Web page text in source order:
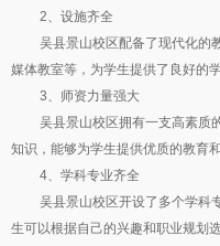
2、设施齐全
吴县景山校区配备了现代化的
媒体教室等，为学生提供了良好的学
3、师资力量强大
吴县景山校区拥有一支高素质
知识，能够为学生提供优质的教育和
4、学科专业齐全
吴县景山校区开设了多个学科
生可以根据自己的兴趣和职业规划